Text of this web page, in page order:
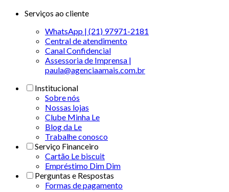
Serviços ao cliente
WhatsApp | (21) 97971-2181
Central de atendimento
Canal Confidencial
Assessoria de Imprensa |
paula@agenciaamais.com.br
Institucional
Sobre nós
Nossas lojas
Clube Minha Le
Blog da Le
Trabalhe conosco
Serviço Financeiro
Cartão Le biscuit
Empréstimo Dim Dim
Perguntas e Respostas
Formas de pagamento